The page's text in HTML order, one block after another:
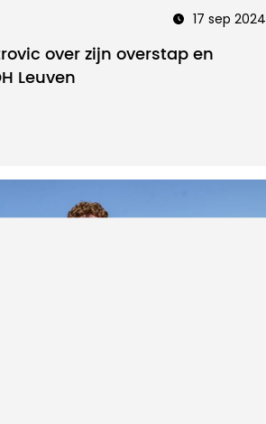
17 sep 2024
over zijn overstap en
Leuven